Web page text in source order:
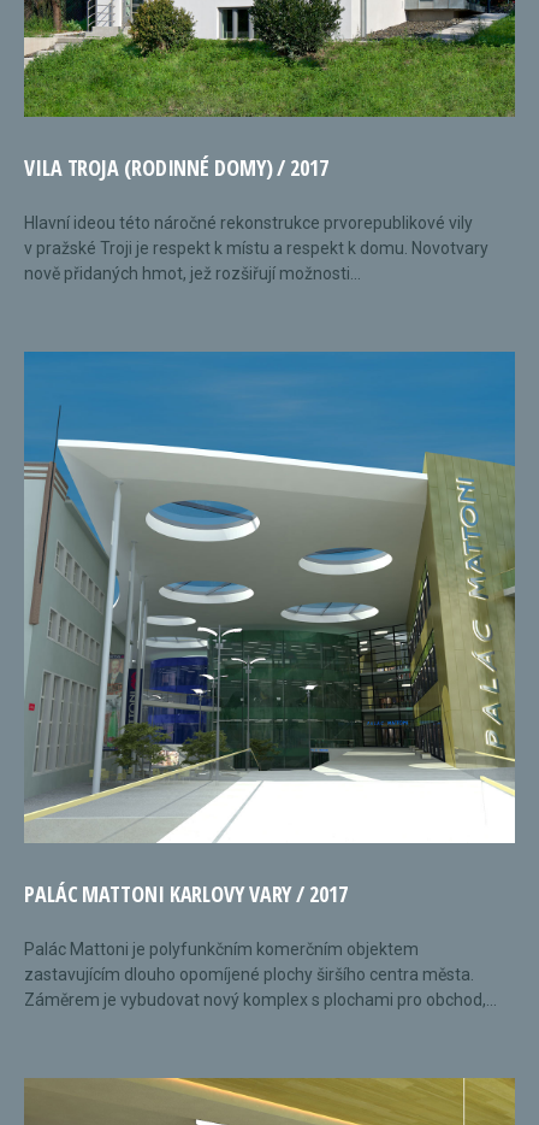
VILA TROJA (RODINNÉ DOMY) / 2017
Hlavní ideou této náročné rekonstrukce prvorepublikové vily
v pražské Troji je respekt k místu a respekt k domu. Novotvary
nově přidaných hmot, jež rozšiřují možnosti...
PALÁC MATTONI KARLOVY VARY / 2017
Palác Mattoni je polyfunkčním komerčním objektem
zastavujícím dlouho opomíjené plochy širšího centra města.
Záměrem je vybudovat nový komplex s plochami pro obchod,...